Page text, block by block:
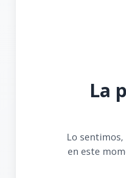
La
Lo
en este